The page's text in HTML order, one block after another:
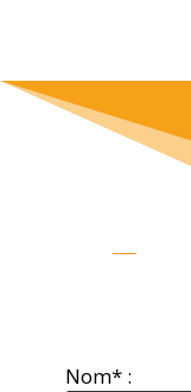
Nom* :